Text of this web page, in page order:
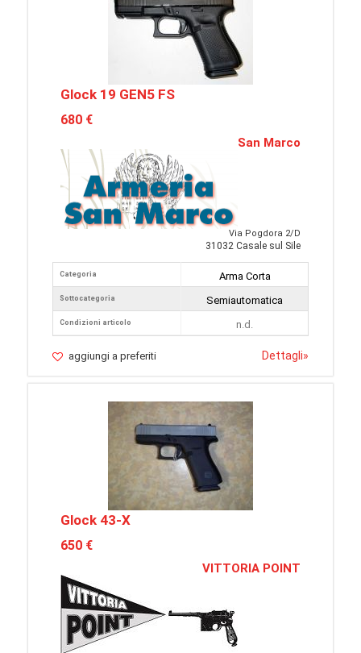
Glock 19 GEN5 FS
680 €
San Marco
Via Pogdora 2/D
31032 Casale sul Sile
Categoria
Sottocategoria
Condizioni articolo
Arma Corta
Semiautomatica
n.d.
aggiungi a preferiti Dettagli»
Glock 43-X
650 €
VITTORIA POINT